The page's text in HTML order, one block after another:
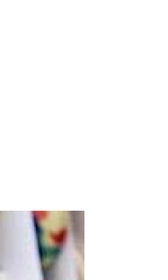
Строительство
Культура и общество